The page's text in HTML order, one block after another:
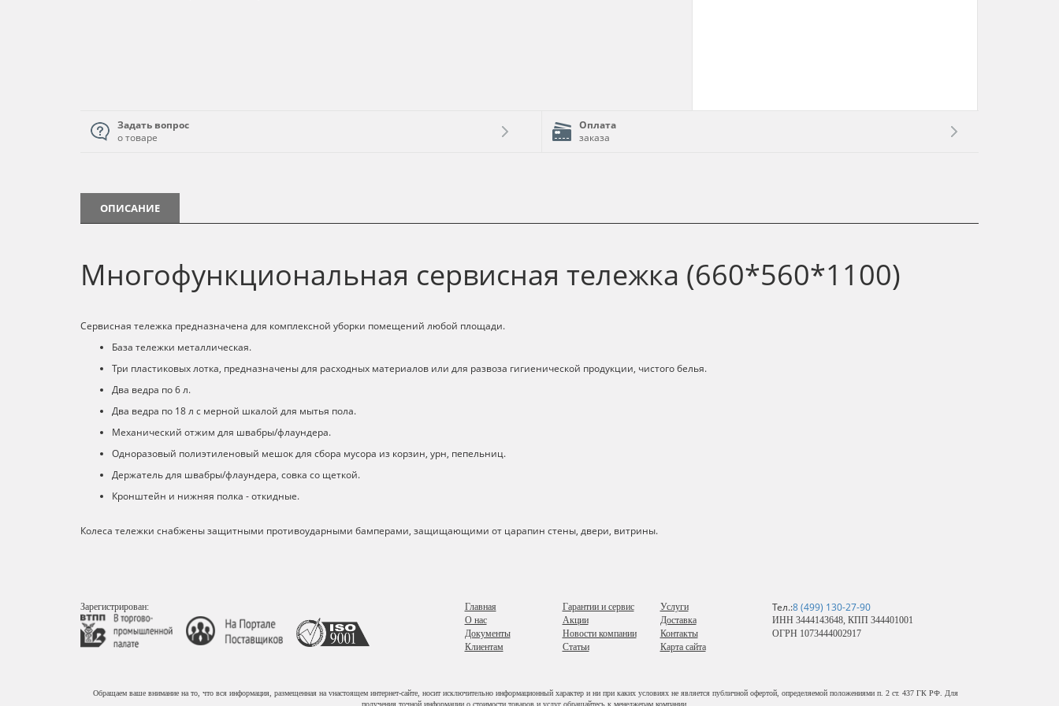
Задать вопрос
о товаре
Оплата
заказа
ОПИСАНИЕ
Многофункциональная сервисная тележка (660*560*1100)
Сервисная тележка предназначена для комплексной уборки помещений любой площади.
База тележки металлическая.
Три пластиковых лотка, предназначены для расходных материалов или для развоза гигиенической продукции, чистого белья.
Два ведра по 6 л.
Два ведра по 18 л с мерной шкалой для мытья пола.
Механический отжим для швабры/флаундера.
Одноразовый полиэтиленовый мешок для сбора мусора из корзин, урн, пепельниц.
Держатель для швабры/флаундера, совка со щеткой.
Кронштейн и нижняя полка - откидные.
Колеса тележки снабжены защитными противоударными бамперами, защищающими от царапин стены, двери, витрины.
Зарегистрирован:
Главная
О нас
Документы
Клиентам
Гарантии и сервис
Акции
Новости компании
Статьи
Услуги
Доставка
Контакты
Карта сайта
Тел.:8 (499) 130-27-90
ИНН 3444143648, КПП 344401001
ОГРН 1073444002917
Обращаем ваше внимание на то, что вся информация, размещенная на vнастоящем интернет-сайте, носит исключительно информационный характер и ни при каких условиях не является публичной офертой, определяемой положениями п. 2 ст. 437 ГК РФ. Для
получения точной информации о стоимости товаров и услуг обращайтесь к менеджерам компании.